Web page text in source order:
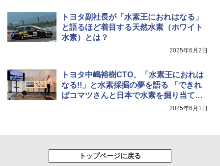
トヨタ副社長が「水素王におれはなる」
と語るほど着目する天然水素（ホワイト
水素）とは？
2025年6月2日
トヨタ中嶋裕樹CTO、「水素王におれは
なる!!」と水素採掘の夢を語る 「できれ
ばコマツさんと日本で水素を掘り当てた
2025年6月1日
トップページに戻る